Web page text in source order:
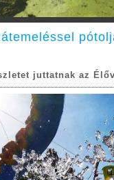
juttatnak az